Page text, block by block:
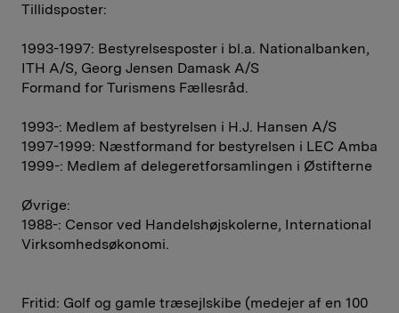
Tillidsposter:
1993-1997: Bestyrelsesposter i bl.a. Nationalbanken,
ITH A/S, Georg Jensen Damask A/S
Formand for Turismens Fællesråd.
1993-: Medlem af bestyrelsen i H.J. Hansen A/S
1997-1999: Næstformand for bestyrelsen i LEC Amba
1999-: Medlem af delegeretforsamlingen i Østifterne
Øvrige:
1988-: Censor ved Handelshøjskolerne, International
Virksomhedsøkonomi.
Fritid: Golf og gamle træsejlskibe (medejer af en 100